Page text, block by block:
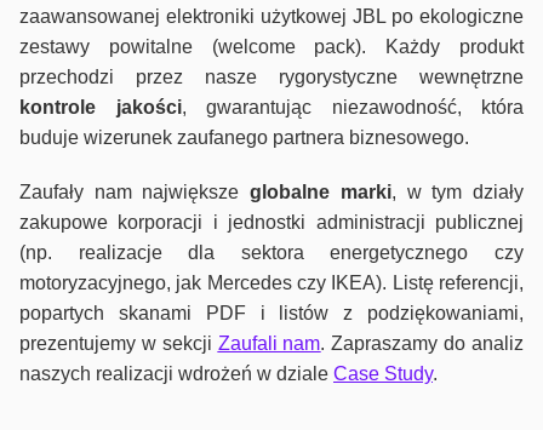
zaawansowanej elektroniki użytkowej JBL po ekologiczne
zestawy powitalne (welcome pack). Każdy produkt
przechodzi przez nasze rygorystyczne wewnętrzne
kontrole jakości, gwarantując niezawodność, która
buduje wizerunek zaufanego partnera biznesowego.
Zaufały nam największeglobalne marki, w tym działy
zakupowe korporacji i jednostki administracji publicznej
(np. realizacje dla sektora energetycznego czy
motoryzacyjnego, jak Mercedes czy IKEA). Listę referencji,
popartych skanami PDF i listów z podziękowaniami,
prezentujemy w sekcji Zaufali nam. Zapraszamy do analiz
naszych realizacji wdrożeń w dziale Case Study.